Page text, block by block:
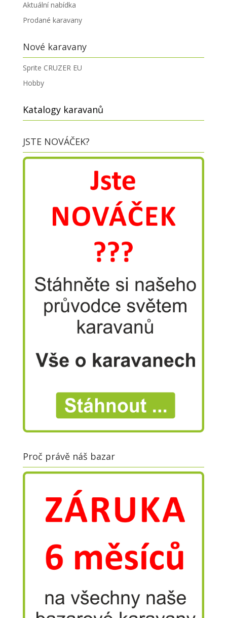
Aktuální nabídka
Prodané karavany
Nové karavany
Sprite CRUZER EU
Hobby
Katalogy karavanů
JSTE NOVÁČEK?
Proč právě náš bazar